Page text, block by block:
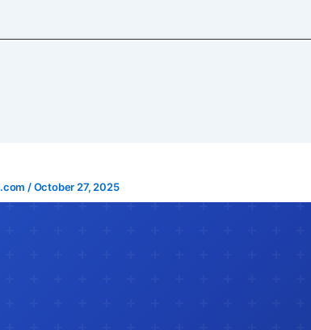
/October 27, 2025